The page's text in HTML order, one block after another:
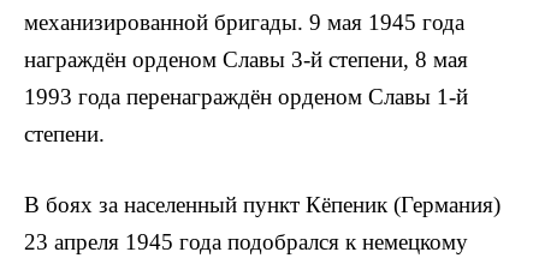
механизированной бригады. 9 мая 1945 года
награждён орденом Славы 3-й степени, 8 мая
1993 года перенаграждён орденом Славы 1-й
степени.
В боях за населенный пункт Кёпеник (Герма­ния)
23 апреля 1945 года подобрался к немецкому